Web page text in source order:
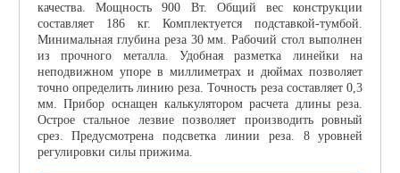
качества. Мощность 900 Вт. Общий вес конструкции
составляет 186 кг. Комплектуется подставкой-тумбой.
Минимальная глубина реза 30 мм. Рабочий стол выполнен
из прочного металла. Удобная разметка линейки на
неподвижном упоре в миллиметрах и дюймах позволяет
точно определить линию реза. Точность реза составляет 0,3
мм. Прибор оснащен калькулятором расчета длины реза.
Острое стальное лезвие позволяет производить ровный
срез. Предусмотрена подсветка линии реза. 8 уровней
регулировки силы прижима.